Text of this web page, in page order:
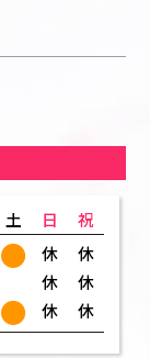
土 日
祝
● 休
休
休
休
● 休 休